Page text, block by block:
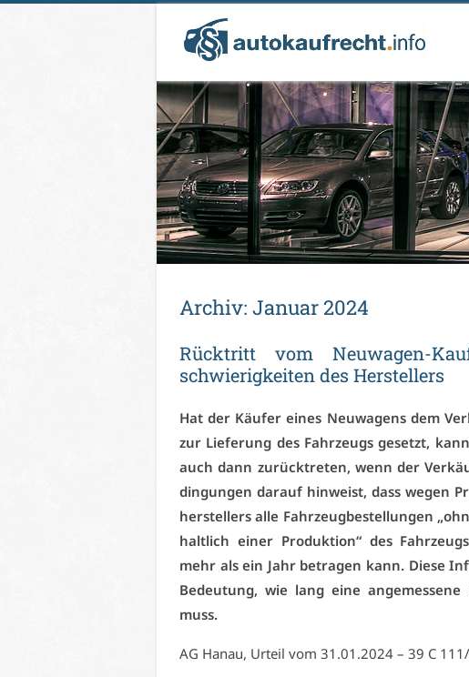
Ar­chiv: Ja­nu­ar 2024
Rück­tritt vom Neu­wa­gen-
schwie­rig­kei­ten des Her­stel­lers
Hat der Käu­fer ei­nes Neu­wa­gens dem
zur Lie­fe­rung des Fahr­zeugs ge­setzt,
auch dann zu­rück­tre­ten, wenn der
din­gun­gen dar­auf hin­weist, dass we­gen
her­stel­lers al­le Fahr­zeug­be­stel­lun­gen
halt­lich ei­ner Pro­duk­ti­on“ des
mehr als ein Jahr be­tra­gen kann. Die­se
Be­deu­tung, wie lang ei­ne
muss.
AG Ha­nau, Ur­teil vom 31.01.2024 – 39 C